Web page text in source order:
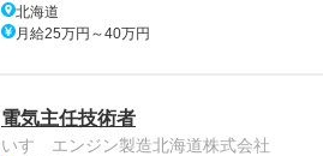
北海道
月給25万円～40万円
電気主任技術者
いすゞエンジン製造北海道株式会社